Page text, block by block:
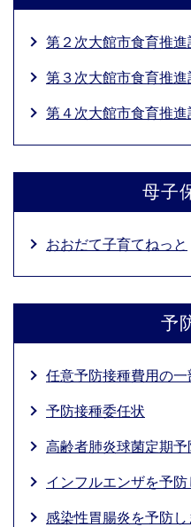
第２次大館市食育推進
第３次大館市食育推進
第４次大館市食育推進
母子
おおだて子育てねっと
予
任意予防接種費用の
予防接種委任状
高齢者肺炎球菌定期
インフルエンザを予防
感染性胃腸炎を予防し